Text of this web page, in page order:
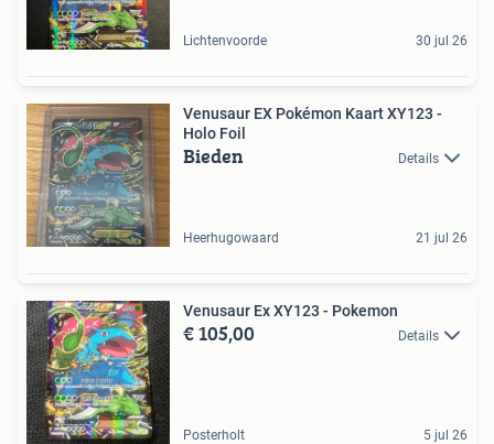
Lichtenvoorde 30 jul 26
Venusaur EX Pokémon Kaart XY123 -
Holo Foil
Bieden Details
Heerhugowaard 21 jul 26
Venusaur Ex XY123 - Pokemon
€ 105,00 Details
Posterholt 5 jul 26